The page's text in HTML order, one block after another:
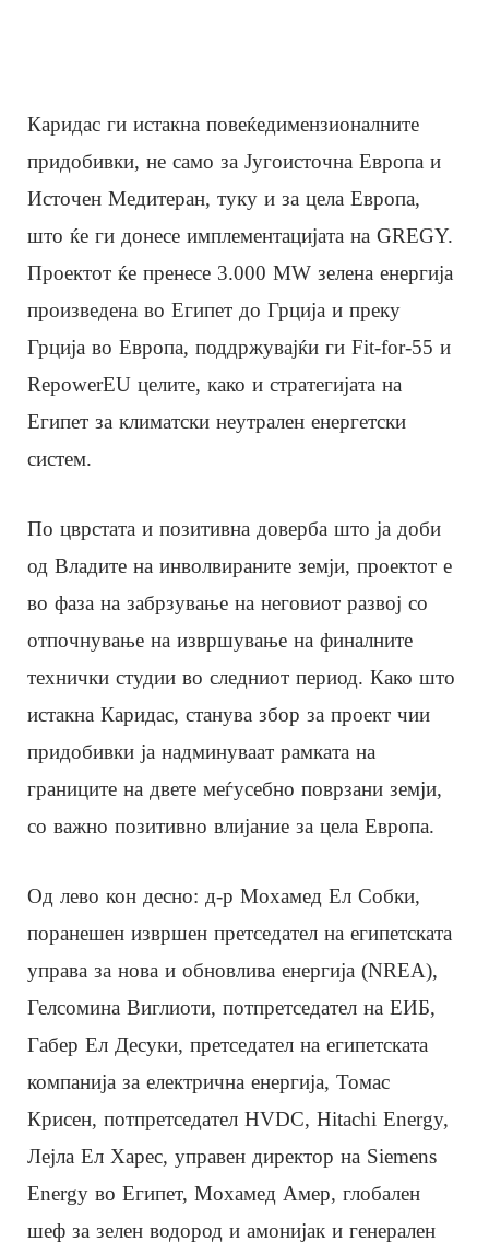
Каридас ги истакна повеќедимензионалните
придобивки, не само за Југоисточна Европа и
Источен Медитеран, туку и за цела Европа,
што ќе ги донесе имплементацијата на GREGY.
Проектот ќе пренесе 3.000 MW зелена енергија
произведена во Египет до Грција и преку
Грција во Европа, поддржувајќи ги Fit-for-55 и
RepowerEU целите, како и стратегијата на
Египет за климатски неутрален енергетски
систем.
По цврстата и позитивна доверба што ја доби
од Владите на инволвираните земји, проектот е
во фаза на забрзување на неговиот развој со
отпочнување на извршување на финалните
технички студии во следниот период. Како што
истакна Каридас, станува збор за проект чии
придобивки ја надминуваат рамката на
границите на двете меѓусебно поврзани земји,
со важно позитивно влијание за цела Европа.
Од лево кон десно: д-р Мохамед Ел Собки,
поранешен извршен претседател на египетската
управа за нова и обновлива енергија (NREA),
Гелсомина Виглиоти, потпретседател на ЕИБ,
Габер Ел Десуки, претседател на египетската
компанија за електрична енергија, Томас
Крисен, потпретседател HVDC, Hitachi Energy,
Лејла Ел Харес, управен директор на Siemens
Energy во Египет, Мохамед Амер, глобален
шеф за зелен водород и амонијак и генерален